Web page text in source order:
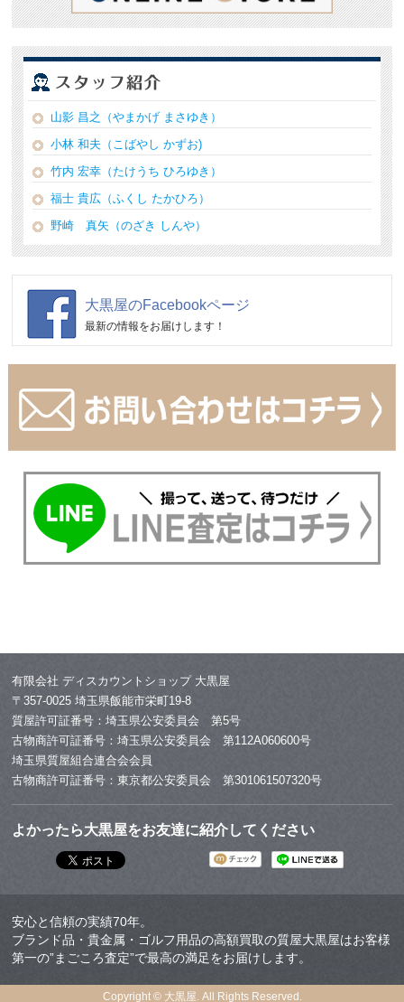
山影 昌之（やまかげ まさゆき）
小林 和夫（こばやし かずお)
竹内 宏幸（たけうち ひろゆき）
福士 貴広（ふくし たかひろ）
野崎 真矢（のざき しんや）
大黒屋のFacebookページ
最新の情報をお届けします！
有限会社 ディスカウントショップ 大黒屋
〒357-0025 埼玉県飯能市栄町19-8
質屋許可証番号：埼玉県公安委員会 第5号
古物商許可証番号：埼玉県公安委員会 第112A060600号
埼玉県質屋組合連合会会員
古物商許可証番号：東京都公安委員会 第301061507320号
よかったら大黒屋をお友達に紹介してください
安心と信頼の実績70年。
ブランド品・貴金属・ゴルフ用品の高額買取の質屋大黒屋はお客様
第一の”まごころ査定”で最高の満足をお届けします。
Copyright © 大黒屋. All Rights Reserved.